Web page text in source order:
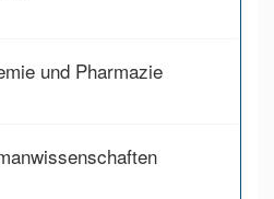
und Pharmazie